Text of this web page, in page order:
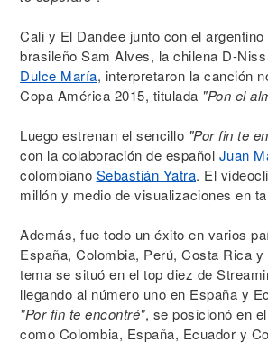
Cali y El Dandee junto con el argentino
brasileño Sam Alves, la chilena D-
Dulce María, interpretaron la canción
Copa América 2015, titulada "Pon el
Luego estrenan el sencillo "Por fin te
con la colaboración de español Juan
colombiano Sebastián Yatra. El
millón y medio de visualizaciones en
Además, fue todo un éxito en varios
España, Colombia, Perú, Costa Rica y
tema se situó en el top diez de
llegando al número uno en España y
"Por fin te encontré", se posicionó en
como Colombia, España, Ecuador y